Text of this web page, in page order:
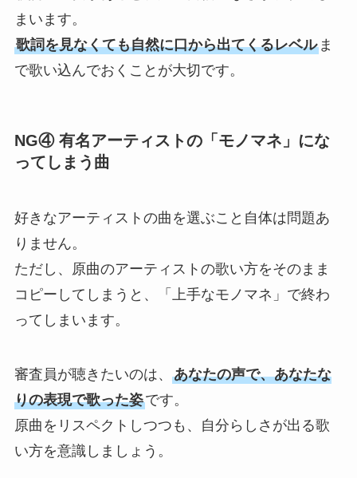
NEWS
CONTACT
まいます。
歌詞を見なくても自然に口から出てくるレベルま
で歌い込んでおくことが大切です。
NG④ 有名アーティストの「モノマネ」にな
ってしまう曲
好きなアーティストの曲を選ぶこと自体は問題あ
りません。
ただし、原曲のアーティストの歌い方をそのまま
コピーしてしまうと、「上手なモノマネ」で終わ
ってしまいます。
審査員が聴きたいのは、 あなたの声で、あなたな
りの表現で歌った姿です。
原曲をリスペクトしつつも、自分らしさが出る歌
い方を意識しましょう。